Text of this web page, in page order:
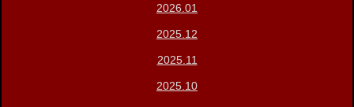
2026.01
2025.12
2025.11
2025.10